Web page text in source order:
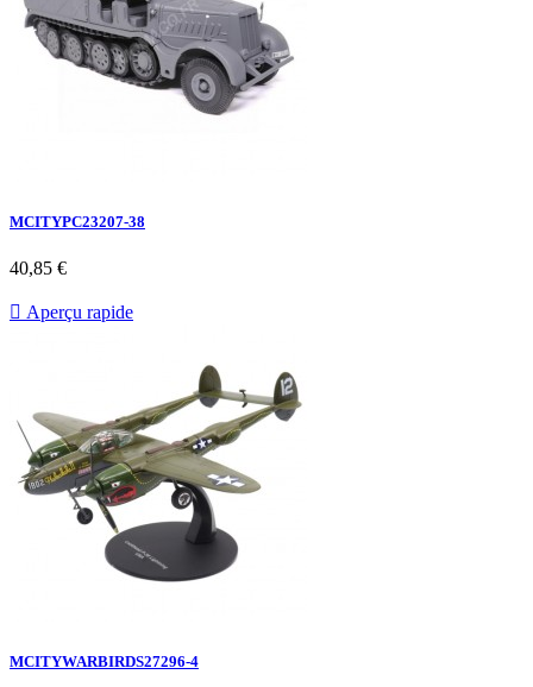
MCITYPC23207-38
40,85 €
 Aperçu rapide
MCITYWARBIRDS27296-4